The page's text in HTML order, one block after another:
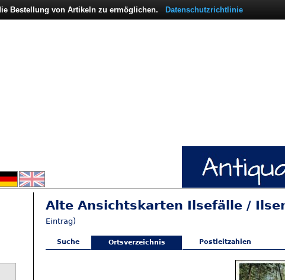
Alte Ansichtskarten Ilsefälle /
Eintrag)
Suche Ortsverzeichnis Postleitzahlen
Bestellung von Artikeln zu ermöglichen. Datenschutzrichtlinie